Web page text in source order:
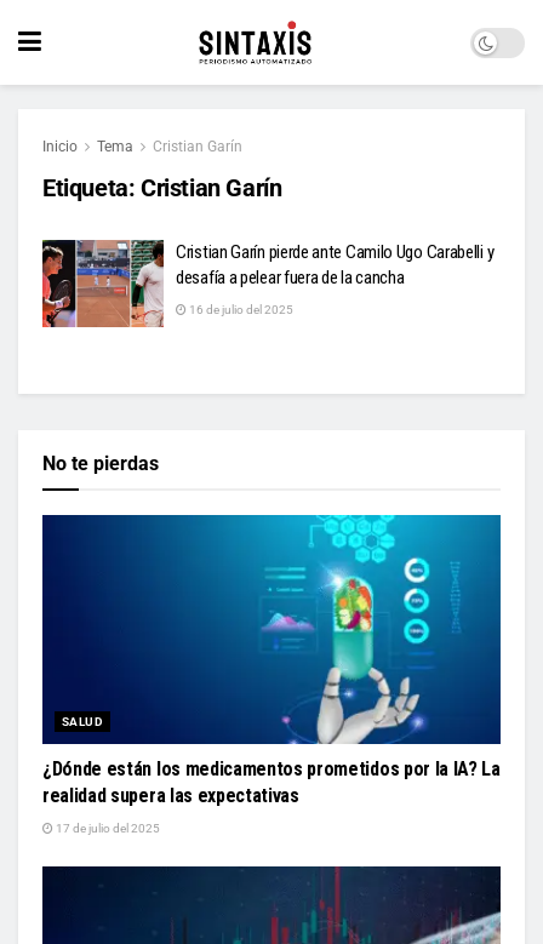
Inicio Tema Cristian Garín
Etiqueta: Cristian Garín
Cristian Garín pierde ante Camilo Ugo Carabelli y
desafía a pelear fuera de la cancha
16 de julio del 2025
No te pierdas
SALUD
¿Dónde están los medicamentos prometidos por la IA? La
realidad supera las expectativas
17 de julio del 2025